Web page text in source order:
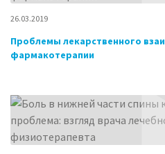
26.03.2019
Проблемы лекарственного
фармакотерапии